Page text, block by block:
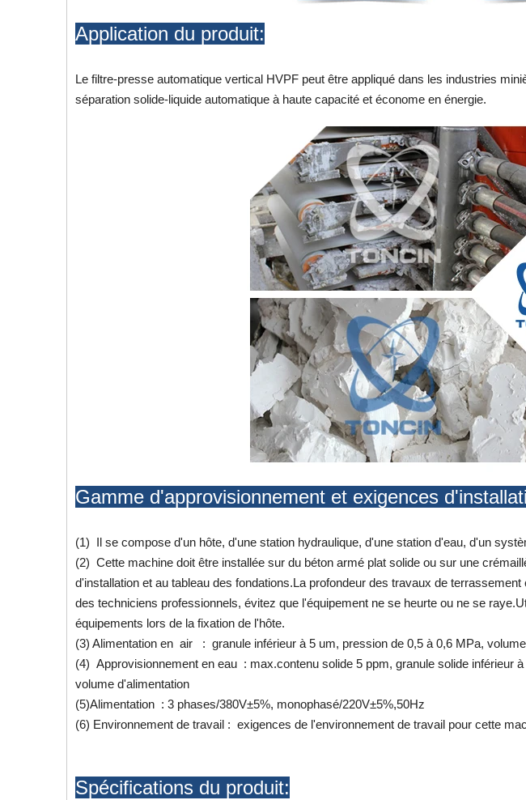
Application du produit:
Le filtre-presse automatique vertical HVPF peut être appliqué dans les industries
séparation solide-liquide automatique à haute capacité et économe en énergie.
Gamme d'approvisionnement et exigences
(1) Il se compose d'un hôte, d'une station hydraulique, d'une station d'eau, d'un
(2) Cette machine doit être installée sur du béton armé plat solide ou sur une
d'installation et au tableau des fondations.La profondeur des travaux de
des techniciens professionnels, évitez que l'équipement ne se heurte ou ne se
équipements lors de la fixation de l'hôte.
(3) Alimentation en air : granule inférieur à 5 um, pression de 0,5 à 0,6 MPa,
(4) Approvisionnement en eau : max.contenu solide 5 ppm, granule solide inférieur
volume d'alimentation
(5)Alimentation : 3 phases/380V±5%, monophasé/220V±5%,50Hz
(6) Environnement de travail : exigences de l'environnement de travail pour cette
Spécifications du produit: